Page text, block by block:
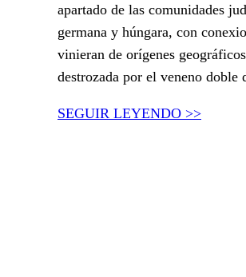
apartado de las comunidades
germana y húngara, con
vinieran de orígenes
destrozada por el veneno
SEGUIR LEYENDO >>